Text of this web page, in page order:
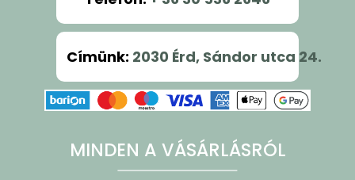
MINDEN A VÁSÁRLÁSRÓL
Címünk: 2030 Érd, Sándor utca 24.